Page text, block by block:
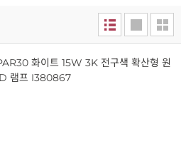
화이트 15W 3K 전구색 확산형 원
램프 I380867